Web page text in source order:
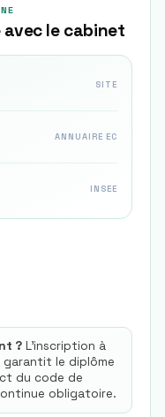
le cabinet
SITE
ANNUAIRE EC
INSEE
? L'inscription à
garantit le diplôme
du code de
obligatoire.